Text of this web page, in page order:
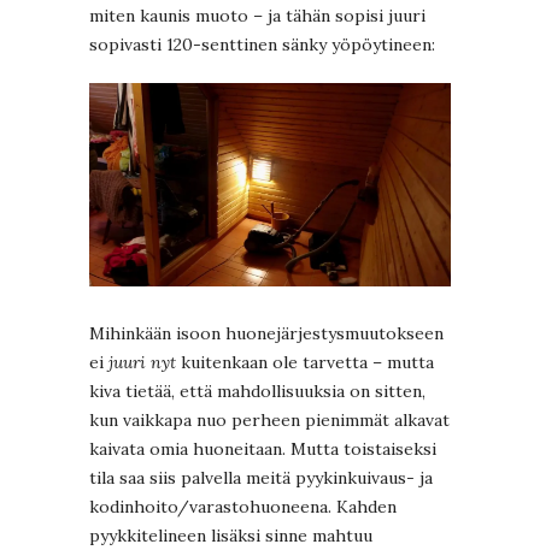
miten kaunis muoto – ja tähän sopisi juuri
sopivasti 120-senttinen sänky yöpöytineen:
Mihinkään isoon huonejärjestysmuutokseen
ei juuri nyt kuitenkaan ole tarvetta – mutta
kiva tietää, että mahdollisuuksia on sitten,
kun vaikkapa nuo perheen pienimmät alkavat
kaivata omia huoneitaan. Mutta toistaiseksi
tila saa siis palvella meitä pyykinkuivaus- ja
kodinhoito/varastohuoneena. Kahden
pyykkitelineen lisäksi sinne mahtuu